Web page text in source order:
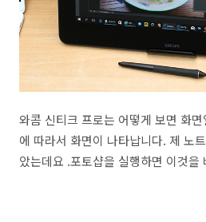
와콤 신티크 프로는 어떻게 보면 화
에 따라서 화면이 나타납니다. 제 노
았는데요 .포토샵을 실행하면 이것을